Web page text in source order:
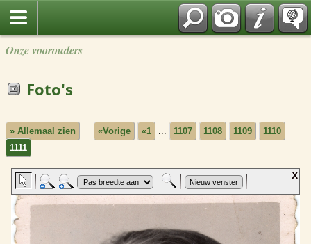
Onze voorouders
Foto's
» Allemaal zien «Vorige «1 ... 1107 1108 1109
1110
1111